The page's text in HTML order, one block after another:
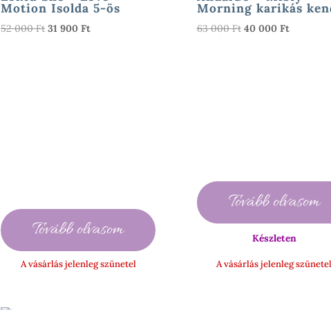
Motion Isolda 5-ös
52 000Ft Original
31 900 FtCurrent
Tovább olvasom
A vásárlás jelenleg szünetel
Morning karikás
63 000Ft Original
40 000 FtCurrent
Tovább olvasom
Készleten
A vásárlás jelenleg szünetel